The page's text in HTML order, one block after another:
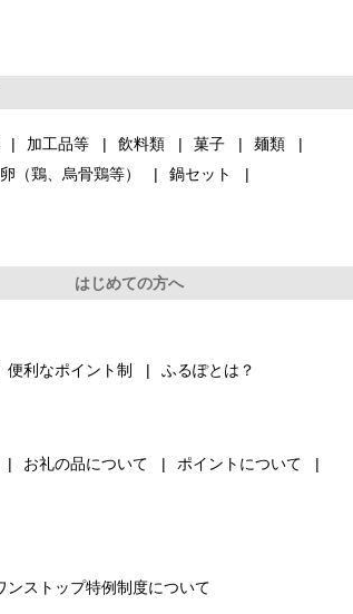
加工品等 飲料類 菓子
麺類
卵（鶏、烏骨鶏等）
鍋セット
はじめての方へ
便利なポイント制 ふるぽとは？
お礼の品について
ポイントについて
ンストップ特例制度について